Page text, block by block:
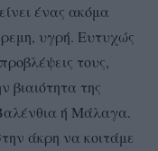
ένας ακόμα
υγρή. Ευτυχώς
τους,
της
ή Μάλαγα.
άκρη να κοιτάμε